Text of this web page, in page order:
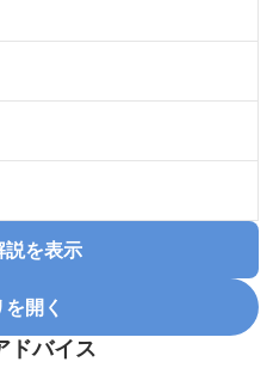
説を表示
開く
ドバイス